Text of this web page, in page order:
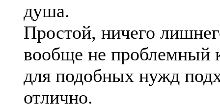
душа.
Простой, ничего
вообще не проблемный
для подобных нужд
отлично.